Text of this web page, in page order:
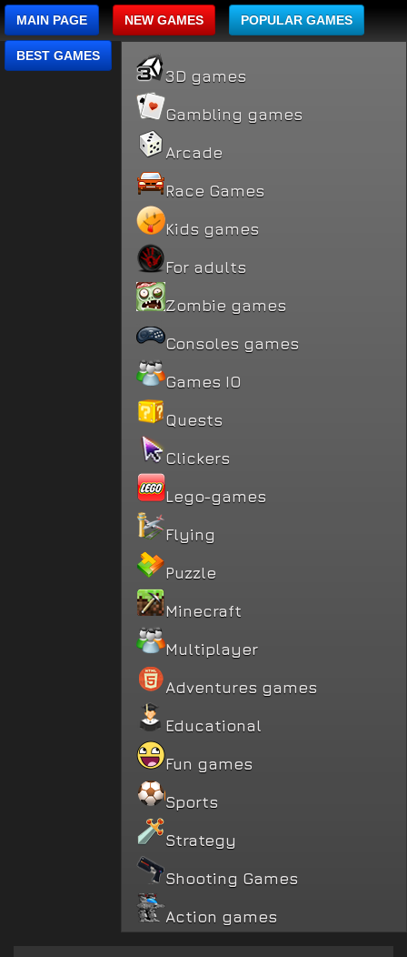
MAIN PAGE NEW GAMES POPULAR GAMES
BEST GAMES
3D games
Gambling games
Arcade
Race Games
Kids games
For adults
Zombie games
Consoles games
Games IO
Quests
Clickers
Lego-games
Flying
Puzzle
Minecraft
Multiplayer
Adventures games
Educational
Fun games
Sports
Strategy
Shooting Games
Action games